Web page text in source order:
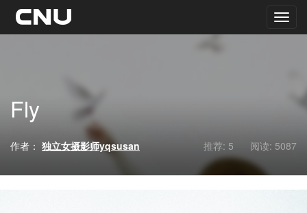
Fly
作者： 独立女摄影师yqsusan 推荐: 5 阅读: 5087